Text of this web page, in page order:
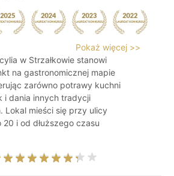
Pokaż więcej >>
w Strzałkowie stanowi
na gastronomicznej mapie
zarówno potrawy kuchni
i dania innych tradycji
Lokal mieści się przy ulicy
20 i od dłuższego czasu